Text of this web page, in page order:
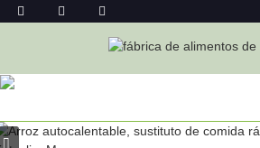
PRODUCTO